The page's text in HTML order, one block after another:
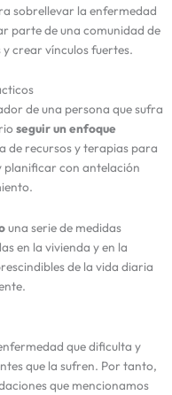
sobrellevar la enfermedad
parte de una comunidad de
crear vínculos fuertes.
de una persona que sufra
seguir un enfoque
de recursos y terapias para
planificar con antelación
una serie de medidas
en la vivienda y en la
de la vida diaria
que dificulta y
que la sufren. Por tanto,
que mencionamos